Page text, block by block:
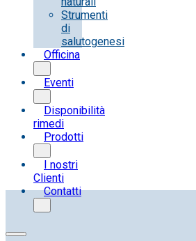
Strumenti
di
salutogenesi
Officina
Eventi
Disponibilità
rimedi
Prodotti
I nostri
Clienti
Contatti